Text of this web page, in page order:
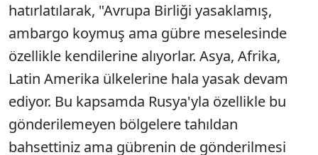
hatırlatılarak, "Avrupa Birliği yasaklamış,
ambargo koymuş ama gübre meselesinde
özellikle kendilerine alıyorlar. Asya, Afrika,
Latin Amerika ülkelerine hala yasak devam
ediyor. Bu kapsamda Rusya'yla özellikle bu
gönderilemeyen bölgelere tahıldan
bahsettiniz ama gübrenin de gönderilmesi